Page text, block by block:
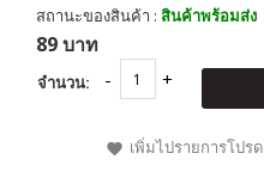
สถานะของสินค้า : สินค้าพร้อมส่ง
89 บาท
จำนวน:
เพิ่มไปรายการโปรด